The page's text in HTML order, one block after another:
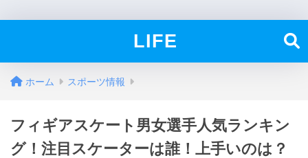
LIFE
ホーム スポーツ情報
フィギアスケート男女選手人気ランキン
グ！注目スケーターは誰！上手いのは？